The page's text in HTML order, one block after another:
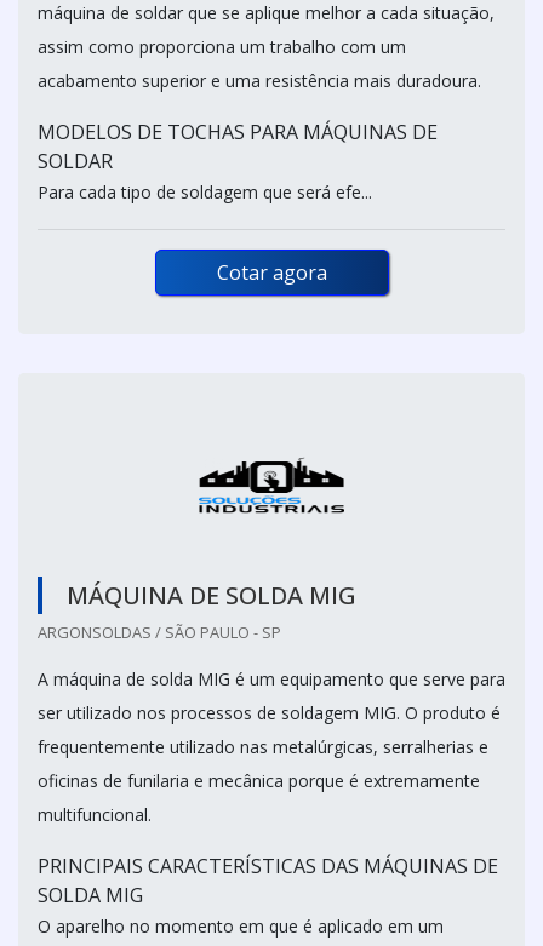
máquina de soldar que se aplique melhor a cada situação,
assim como proporciona um trabalho com um
acabamento superior e uma resistência mais duradoura.
MODELOS DE TOCHAS PARA MÁQUINAS DE
SOLDAR
Para cada tipo de soldagem que será efe...
Cotar agora
MÁQUINA DE SOLDA MIG
ARGONSOLDAS / SÃO PAULO - SP
A máquina de solda MIG é um equipamento que serve para
ser utilizado nos processos de soldagem MIG. O produto é
frequentemente utilizado nas metalúrgicas, serralherias e
oficinas de funilaria e mecânica porque é extremamente
multifuncional.
PRINCIPAIS CARACTERÍSTICAS DAS MÁQUINAS DE
SOLDA MIG
O aparelho no momento em que é aplicado em um